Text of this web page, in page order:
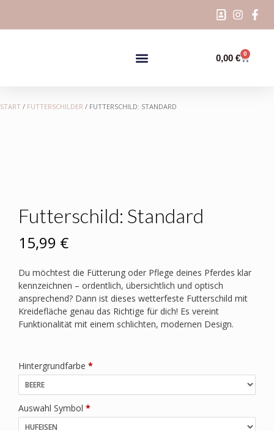
0,00 € 0
START / FUTTERSCHILDER / FUTTERSCHILD: STANDARD
Futterschild: Standard
15,99 €
Du möchtest die Fütterung oder Pflege deines Pferdes klar
kennzeichnen – ordentlich, übersichtlich und optisch
ansprechend? Dann ist dieses wetterfeste Futterschild mit
Kreidefläche genau das Richtige für dich! Es vereint
Funktionalität mit einem schlichten, modernen Design.
Hintergrundfarbe *
Auswahl Symbol *